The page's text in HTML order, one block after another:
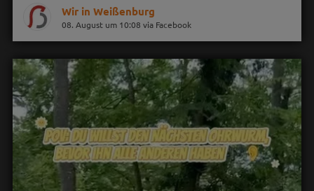
Wir in Weißenburg
08. August um 10:08 via Facebook